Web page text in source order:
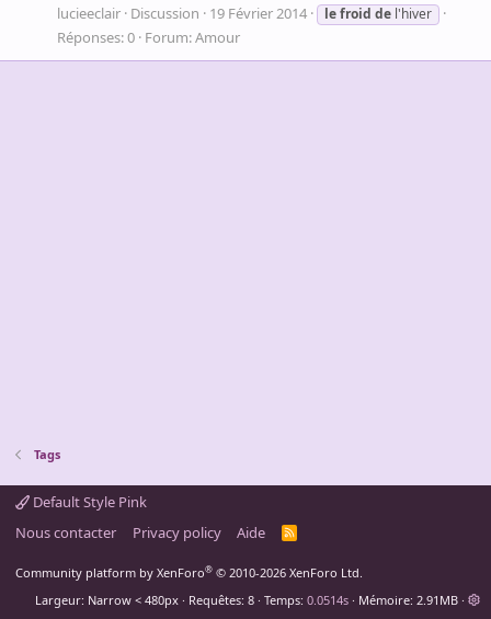
lucieeclair Discussion 19 Février 2014 lefroid de l'hiver
Réponses: 0 Forum:Amour
Tags
Default Style Pink
Nous contacter
Privacy policy Aide
R
Community platform by XenForo® © 2010-2026 XenForo Ltd.
Largeur
Requêtes 8 Temps 0.0514s Mémoire 2.91MB